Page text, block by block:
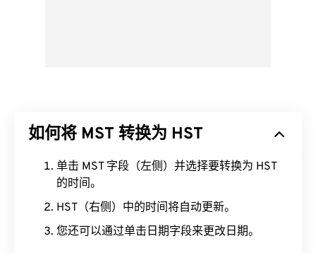
如何将 MST 转换为 HST
单击 MST 字段（左侧）并选择要转换为 HST
的时间。
HST（右侧）中的时间将自动更新。
您还可以通过单击日期字段来更改日期。